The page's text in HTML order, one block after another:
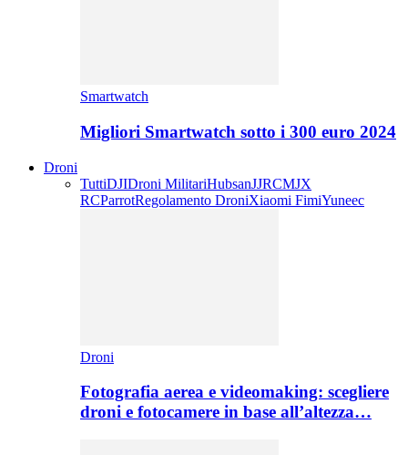
Smartwatch
Migliori Smartwatch sotto i 300 euro 2024
Droni
TuttiDJIDroni MilitariHubsanJJRCMJX
RCParrotRegolamento DroniXiaomi FimiYuneec
Droni
Fotografia aerea e videomaking: scegliere
droni e fotocamere in base all’altezza…